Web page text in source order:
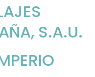
S.A.U.